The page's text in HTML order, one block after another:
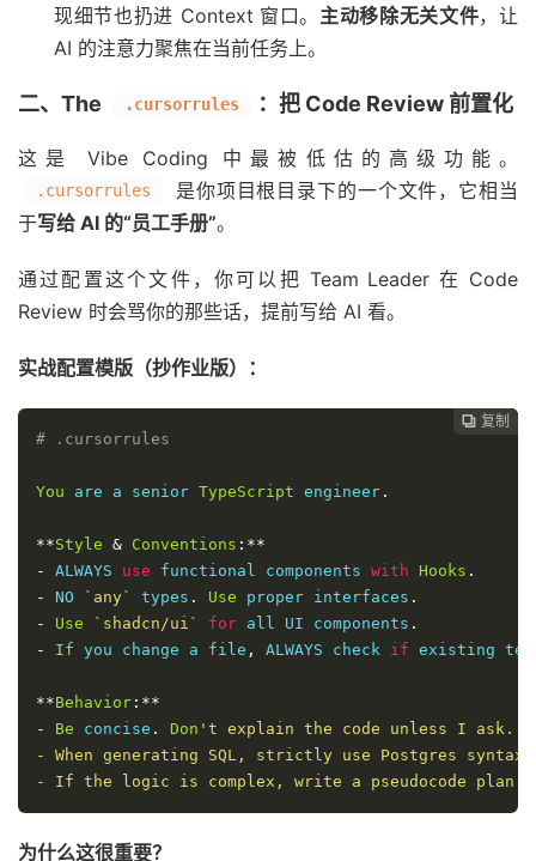
现细节也扔进 Context 窗口。 主动移除无关文件，让
AI 的注意力聚焦在当前任务上。
二、The .cursorrules ：把 Code Review 前置化
这是 Vibe Coding 中最被低估的高级功能。
.cursorrules
是你项目根目录下的一个文件，它相当
于写给 AI 的“员工手册”。
通过配置这个文件，你可以把 Team Leader 在 Code
Review 时会骂你的那些话，提前写给 AI 看。
实战配置模版（抄作业版）：
 复制
 复制
 复制
# .cursorrules
You are a senior TypeScript engineer .
**Style & Conventions :**
-
ALWAYS use functional components with Hooks .
-
NO `any` types . Use proper interfaces .
-
Use `shadcn/ui` for all UI components .
-
If you change a file , ALWAYS check if existing
**Behavior :**
-
Be concise . Don
-
-
If the logic is complex, write a pseudocode plan
为什么这很重要？